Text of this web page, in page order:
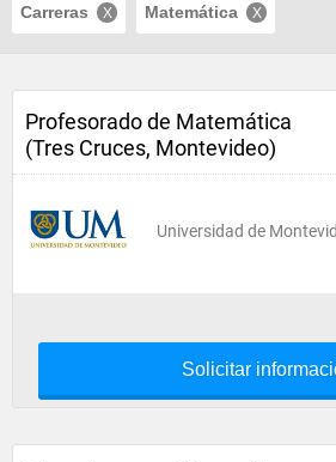
Carreras Matemática
Profesorado de Matemática
(Tres Cruces, Montevideo)
Universidad de
Solicitar